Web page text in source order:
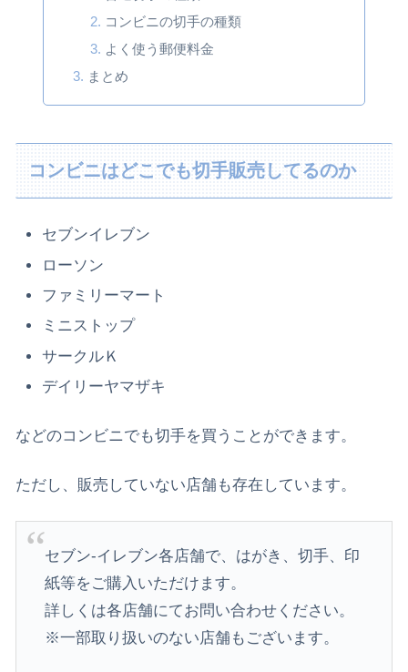
コンビニの切手の種類
よく使う郵便料金
まとめ
コンビニはどこでも切手販売してるのか
セブンイレブン
ローソン
ファミリーマート
ミニストップ
サークルＫ
デイリーヤマザキ
などのコンビニでも切手を買うことができます。
ただし、販売していない店舗も存在しています。
セブン-イレブン各店舗で、はがき、切手、印
紙等をご購入いただけます。
詳しくは各店舗にてお問い合わせください。
※一部取り扱いのない店舗もございます。